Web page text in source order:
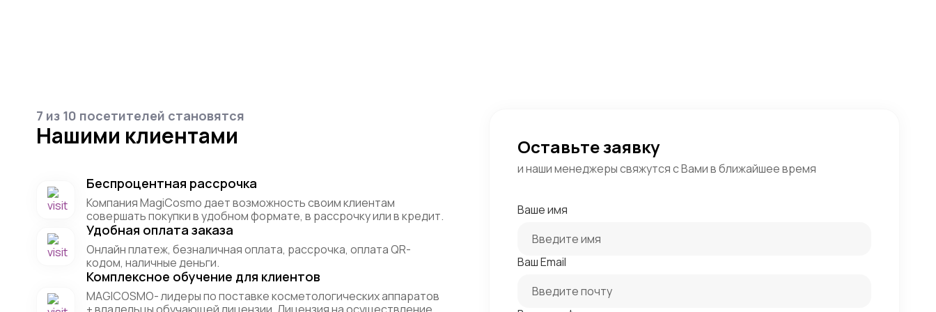
7 из 10 посетителей становятся
Нашими клиентами
Беспроцентная рассрочка
Компания MagiCosmo дает возможность своим клиентам
совершать покупки в удобном формате, в рассрочку или в кредит.
Удобная оплата заказа
Онлайн платеж, безналичная оплата, рассрочка, оплата QR-
кодом, наличные деньги.
Комплексное обучение для клиентов
MAGICOSMO- лидеры по поставке косметологических аппаратов
Оставьте заявку
и наши менеджеры свяжутся с Вами в ближайшее время
Ваше имя
Ваш Email